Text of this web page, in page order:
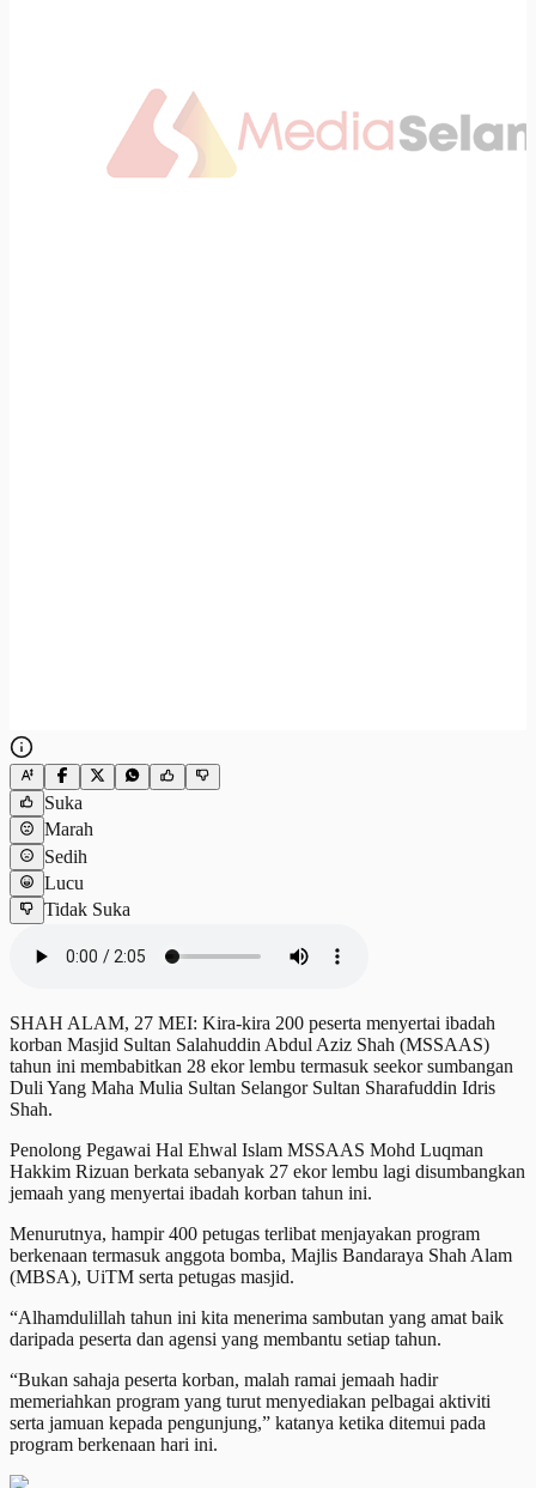
Suka
Marah
Sedih
Lucu
Tidak Suka
SHAH ALAM, 27 MEI: Kira-kira 200 peserta menyertai ibadah
korban Masjid Sultan Salahuddin Abdul Aziz Shah (MSSAAS)
tahun ini membabitkan 28 ekor lembu termasuk seekor sumbangan
Duli Yang Maha Mulia Sultan Selangor Sultan Sharafuddin Idris
Shah.
Penolong Pegawai Hal Ehwal Islam MSSAAS Mohd Luqman
Hakkim Rizuan berkata sebanyak 27 ekor lembu lagi disumbangkan
jemaah yang menyertai ibadah korban tahun ini.
Menurutnya, hampir 400 petugas terlibat menjayakan program
berkenaan termasuk anggota bomba, Majlis Bandaraya Shah Alam
(MBSA), UiTM serta petugas masjid.
“Alhamdulillah tahun ini kita menerima sambutan yang amat baik
daripada peserta dan agensi yang membantu setiap tahun.
“Bukan sahaja peserta korban, malah ramai jemaah hadir
memeriahkan program yang turut menyediakan pelbagai aktiviti
serta jamuan kepada pengunjung,” katanya ketika ditemui pada
program berkenaan hari ini.